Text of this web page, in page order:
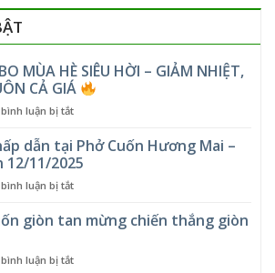
MÙA HÈ SIÊU HỜI – GIẢM NHIỆT,
CẢ GIÁ
luận bị tắtở
COMBO
MÙA
HÈ
SIÊU
–
GIẢM
dẫn tại Phở Cuốn Hương Mai –
12/11/2025
luận bị tắtở
đãi
tại
giòn tan mừng chiến thắng giòn
luận bị tắtở